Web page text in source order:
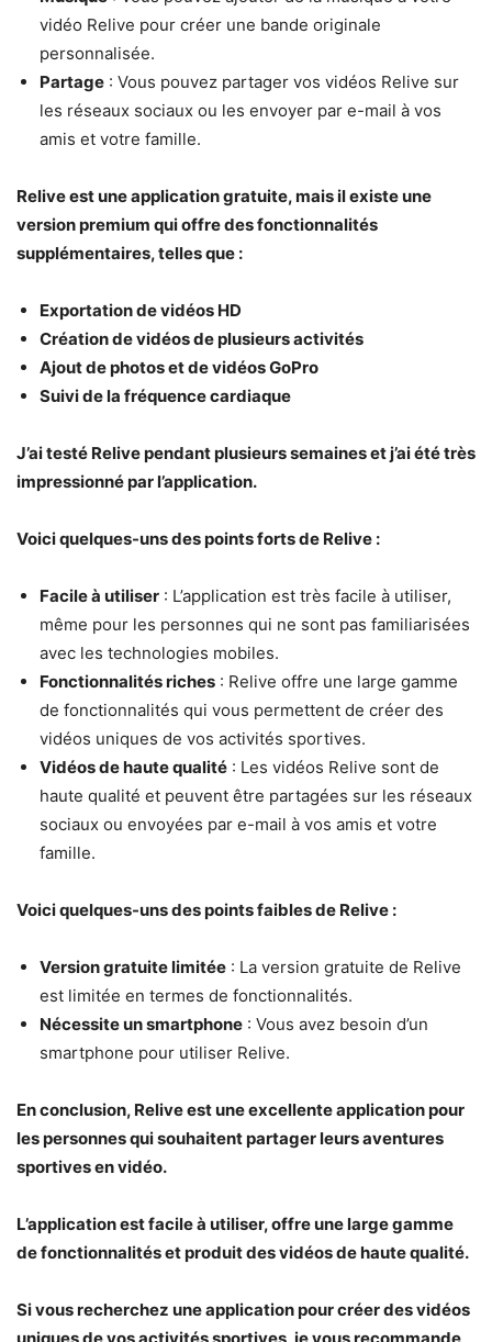
vidéo Relive pour créer une bande originale
personnalisée.
Partage : Vous pouvez partager vos vidéos Relive sur
les réseaux sociaux ou les envoyer par e-mail à vos
amis et votre famille.
Relive est une application gratuite, mais il existe une
version premium qui offre des fonctionnalités
supplémentaires, telles que :
Exportation de vidéos HD
Création de vidéos de plusieurs activités
Ajout de photos et de vidéos GoPro
Suivi de la fréquence cardiaque
J’ai testé Relive pendant plusieurs semaines et j’ai été très
impressionné par l’application.
Voici quelques-uns des points forts de Relive :
Facile à utiliser : L’application est très facile à utiliser,
même pour les personnes qui ne sont pas familiarisées
avec les technologies mobiles.
Fonctionnalités riches : Relive offre une large gamme
de fonctionnalités qui vous permettent de créer des
vidéos uniques de vos activités sportives.
Vidéos de haute qualité : Les vidéos Relive sont de
haute qualité et peuvent être partagées sur les réseaux
sociaux ou envoyées par e-mail à vos amis et votre
famille.
Voici quelques-uns des points faibles de Relive :
Version gratuite limitée : La version gratuite de Relive
est limitée en termes de fonctionnalités.
Nécessite un smartphone : Vous avez besoin d’un
smartphone pour utiliser Relive.
En conclusion, Relive est une excellente application pour
les personnes qui souhaitent partager leurs aventures
sportives en vidéo.
L’application est facile à utiliser, offre une large gamme
de fonctionnalités et produit des vidéos de haute qualité.
Si vous recherchez une application pour créer des vidéos